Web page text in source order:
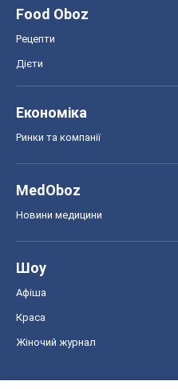
Food Oboz
Рецепти
Дієти
Економіка
Ринки та компанії
MedOboz
Новини медицини
Шоу
Афіша
Краса
Жіночий журнал